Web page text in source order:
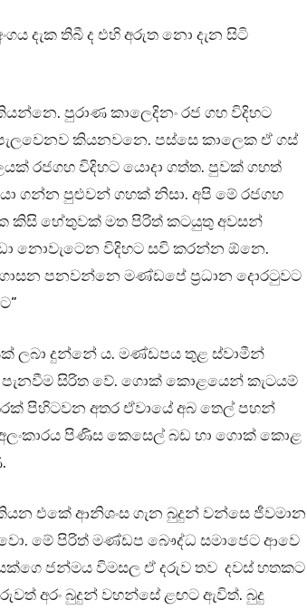
දැක තිබී ද එහි අරුත නො දැන සිටි
පුරාණ කාලෙදිනං රජ ගහ විදිහට
පැලවෙනව කියනවනෙ. පස්සෙ කාලෙක ඒ ගස්
රජගහ විදිහට යොදා ගත්ත. පුවක් ගහත්
ගන්න පුළුවන් ගහක් නිසා. අපි මේ රජගහ
කිසි හේතුවක් මත පිරිත් කටයුතු අවසන්
නොවැටෙන විදිහට සවි කරන්න ඕනෙ.
පනවන්නෙ මණ්ඩපේ ප්‍රධාන දොරටුවට
ලබා දුන්නේ ය. මණ්ඩපය තුළ ස්වාමීන්
සිරිත වේ. ගොක් කොළයෙන් කැටයම්
පිහිටවන අතර ඒවායේ අබ තෙල් පහන්
පිණිස කෙසෙල් බඩ හා ගොක් කොළ
එකේ ආනිශංස ගැන බුදුන් වන්සෙ ජීවමාන
මේ පිරිත් මණ්ඩප බෞද්ධ සමාජෙට ආවෙ
ජන්මය විමසල ඒ දරුව තව දවස් හතකට
අරං බුදුන් වහන්සේ ළඟට ඇවිත්. බුදු